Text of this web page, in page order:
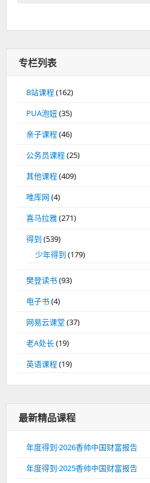
专栏列表
B站课程(162)
PUA泡妞 (35)
亲子课程(46)
公务员课程(25)
其他课程(409)
唯库网 (4)
喜马拉雅(271)
得到 (539)
少年得到 (179)
樊登读书(93)
电子书(4)
网易云课堂 (37)
老A处长(19)
英语课程(19)
最新精品课程
年度得到·2026香帅中国财富报告
年度得到·2025香帅中国财富报告